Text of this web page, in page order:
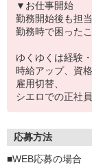
▼お仕事開始
勤務開始後も担
勤務時で困った
ゆくゆくは経験
時給アップ、資
雇用切替、
シエロでの正社
応募方法
■WEB応募の場合